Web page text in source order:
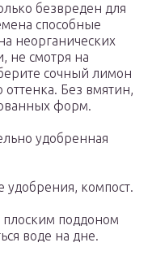
безвреден для
способные
неорганических
не смотря на
сочный лимон
Без вмятин,
форм.
удобренная
компост.
плоским поддоном
воде на дне.